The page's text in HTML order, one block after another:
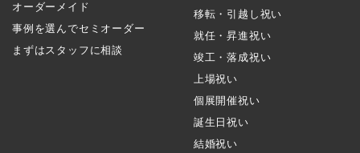
オーダーメイド
事例を選んでセミオーダー
まずはスタッフに相談
移転・引越し祝い
就任・昇進祝い
竣工・落成祝い
上場祝い
個展開催祝い
誕生日祝い
結婚祝い